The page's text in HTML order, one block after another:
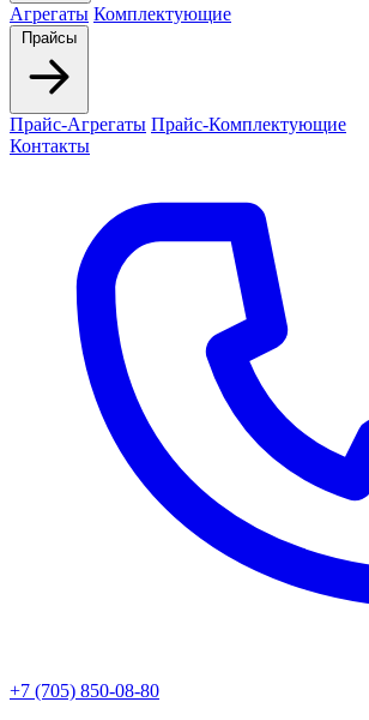
Агрегаты Комплектующие
Прайсы
Прайс-Агрегаты Прайс-Комплектующие
Контакты
+7 (705) 850-08-80